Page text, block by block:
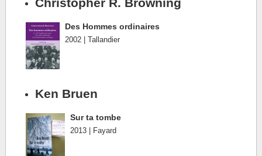
Christopher R. Browning
Des Hommes ordinaires
2002 | Tallandier
Ken Bruen
Sur ta tombe
2013 | Fayard